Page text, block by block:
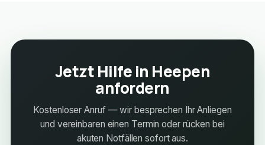
Jetzt Hilfe in Heepen
anfordern
Kostenloser Anruf — wir besprechen Ihr Anliegen
und vereinbaren einen Termin oder rücken bei
akuten Notfällen sofort aus.